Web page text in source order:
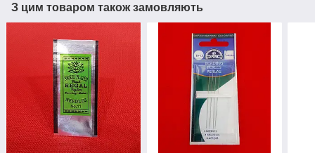
З цим товаром також замовляють